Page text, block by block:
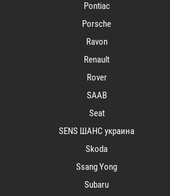
Pontiac
Porsche
Ravon
Renault
Rover
SAAB
Seat
SENS ШАНС украина
Skoda
Ssang Yong
Subaru